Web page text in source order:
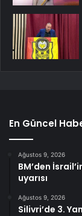
En Güncel
Ağustos 9, 2026
BM’den
uyarısı
Ağustos 9, 2026
Silivri’de 3.